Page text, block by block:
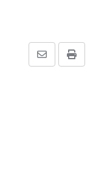
Print
Share